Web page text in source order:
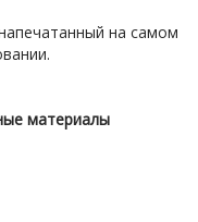
на самом
материалы